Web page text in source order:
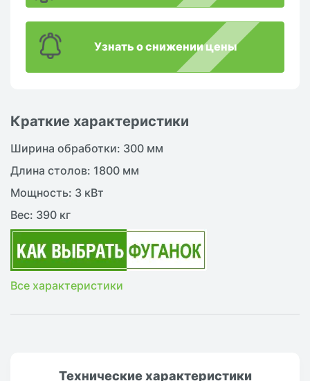
Краткие характеристики
Ширина обработки: 300 мм
Длина столов: 1800 мм
Мощность: 3 кВт
Вес: 390 кг
Все характеристики
Узнать о снижении цены
Техническиехарактеристики